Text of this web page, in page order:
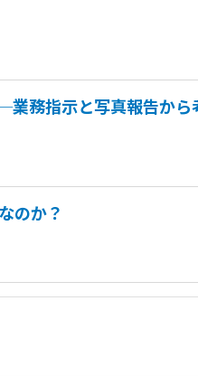
業務指示と写真報告か
のか？